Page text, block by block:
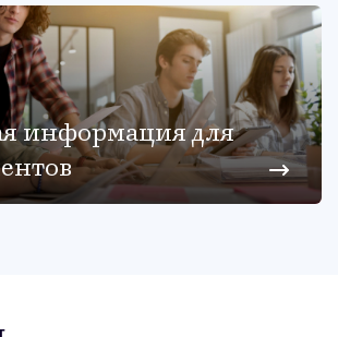
информация для